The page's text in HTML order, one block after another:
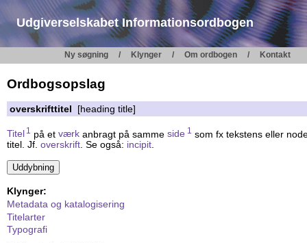
Udgiverselskabet Informationsordbogen
Ny søgning Klynger Om ordbogen Kontakt
Ordbogsopslag
overskrifttitel [heading title]
Titel 1 på etværk anbragt på sammeside 1
som fx tekstens eller
titel. Jf. overskrift. Se også: incipit.
Klynger:
Metadata og katalogisering
Titelarter
Typografi